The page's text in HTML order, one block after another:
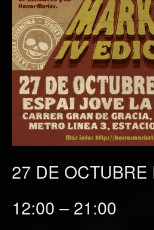
27 DE OCTUBRE
12:00 – 21:00